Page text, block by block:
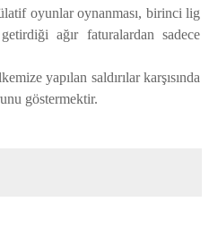
oyunlar oynanması, birinci lig
ağır faturalardan sadece
yapılan saldırılar karşısında
göstermektir.